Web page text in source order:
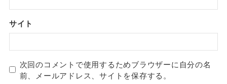
サイト
次回のコメントで使用するためブラウザーに自分の名
前、メールアドレス、サイトを保存する。